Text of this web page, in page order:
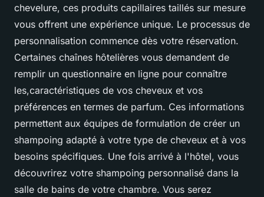
chevelure, ces produits capillaires taillés sur mesure
vous offrent une expérience unique. Le processus de
personnalisation commence dès votre réservation.
Certaines chaînes hôtelières vous demandent de
remplir un questionnaire en ligne pour connaître
les,caractéristiques de vos cheveux et vos
préférences en termes de parfum. Ces informations
permettent aux équipes de formulation de créer un
shampoing adapté à votre type de cheveux et à vos
besoins spécifiques. Une fois arrivé à l'hôtel, vous
découvrirez votre shampoing personnalisé dans la
salle de bains de votre chambre. Vous serez